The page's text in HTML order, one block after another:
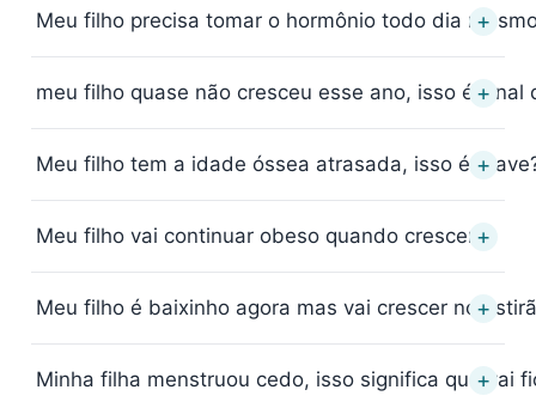
Meu filho precisa tomar o hormônio todo dia +
meu filho quase não cresceu esse ano, isso é sinal
+
Meu filho tem a idade óssea atrasada, isso é +
Meu filho vai continuar obeso quando crescer?+
Meu filho é baixinho agora mas vai crescer no+
Minha filha menstruou cedo, isso significa que vai
+